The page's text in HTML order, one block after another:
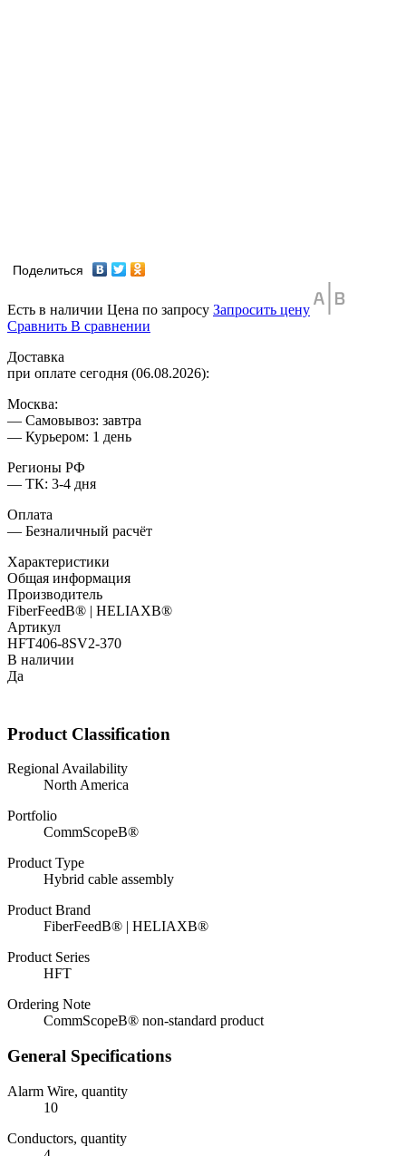
Поделиться
Есть в наличии Цена по запросу Запросить цену
Сравнить В сравнении
Доставка
при оплате сегодня (06.08.2026):
Москва:
— Самовывоз: завтра
— Курьером: 1 день
Регионы РФ
— ТК: 3-4 дня
Оплата
— Безналичный расчёт
Характеристики
Общая информация
Производитель
FiberFeedВ® | HELIAXВ®
Артикул
HFT406-8SV2-370
В наличии
Да
Product Classification
Regional Availability
North America
Portfolio
CommScopeВ®
Product Type
Hybrid cable assembly
Product Brand
FiberFeedВ® | HELIAXВ®
Product Series
HFT
Ordering Note
CommScopeВ® non-standard product
General Specifications
Alarm Wire, quantity
10
Conductors, quantity